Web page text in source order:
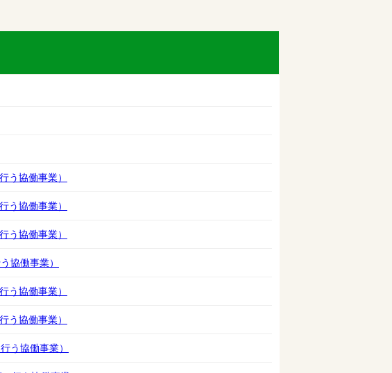
う協働事業）
う協働事業）
う協働事業）
協働事業）
う協働事業）
う協働事業）
う協働事業）